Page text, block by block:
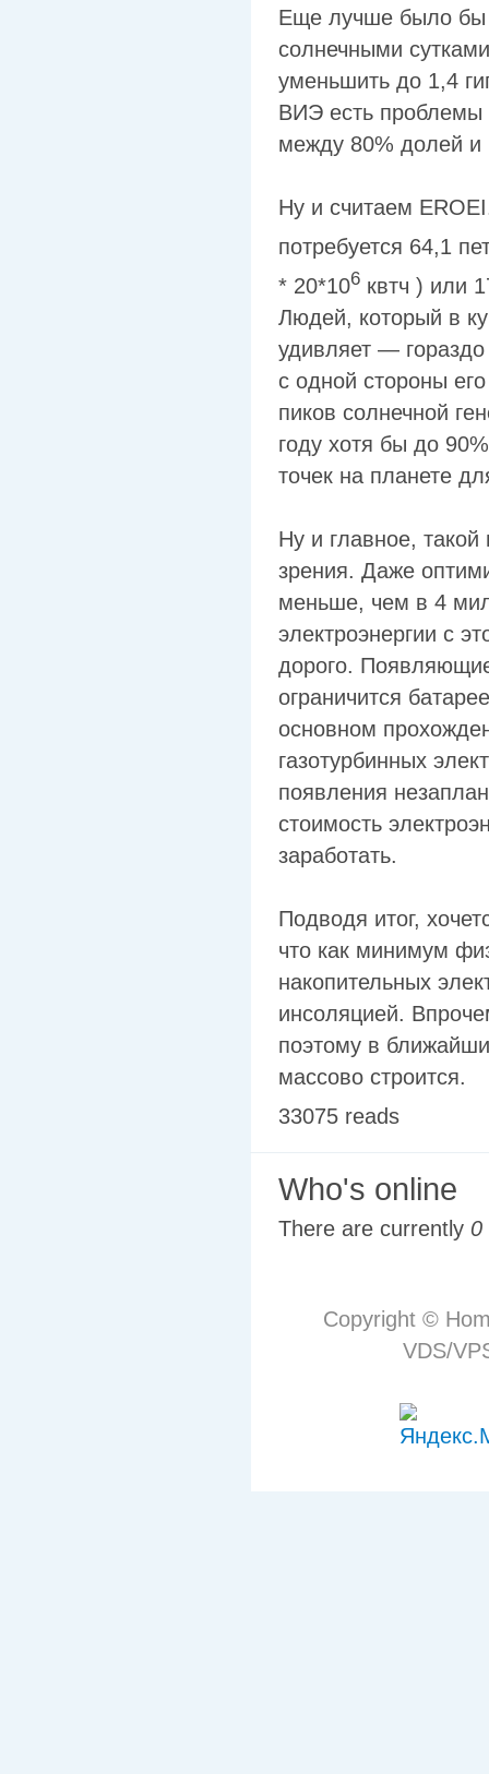
Еще лучше было бы
солнечными
уменьшить до 1,4
ВИЭ есть проблемы
между 80% долей и
Ну и считаем
потребуется 64,1
* 20*106 квтч ) или
Людей, который в
удивляет —
с одной стороны
пиков солнечной
году хотя бы до
точек на планете
Ну и главное,
зрения. Даже
меньше, чем в 4
электроэнергии с
дорого.
ограничится
основном
газотурбинных
появления
стоимость
заработать.
Подводя итог,
что как минимум
накопительных
инсоляцией.
поэтому в
массово строится.
33075 reads
Who's online
There are currently 0
Copyright ©
VDS/